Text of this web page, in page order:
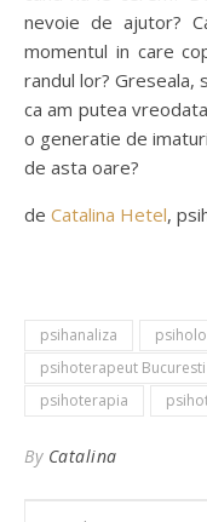
nevoie de ajutor?
momentul in care
randul lor? Greseala,
ca am putea
o generatie de
de asta oare?
de Catalina Hetel,
psihanaliza
psihoterapeut Bucuresti
psihoterapia
By Catalina